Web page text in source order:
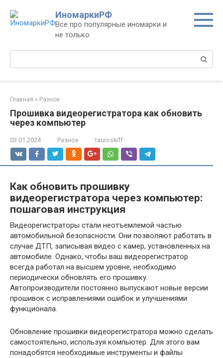
контенту
ИномаркиРФ
Все про популярные иномарки и
не только
Поиск:
Главная » Разное
Прошивка видеорегистратора как обновить
через компьютер
03.01.2024 Разное tauroskiff
Как обновить прошивку
видеорегистратора через компьютер:
пошаговая инструкция
Видеорегистраторы стали неотъемлемой частью
автомобильной безопасности. Они позволяют работать в
случае ДТП, записывая видео с камер, установленных на
автомобиле. Однако, чтобы ваш видеорегистратор
всегда работал на высшем уровне, необходимо
периодически обновлять его прошивку.
Автопроизводители постоянно выпускают новые версии
прошивок с исправлениями ошибок и улучшениями
функционала.
Обновление прошивки видеорегистратора можно сделать
самостоятельно, используя компьютер. Для этого вам
понадобятся необходимые инструменты и файлы